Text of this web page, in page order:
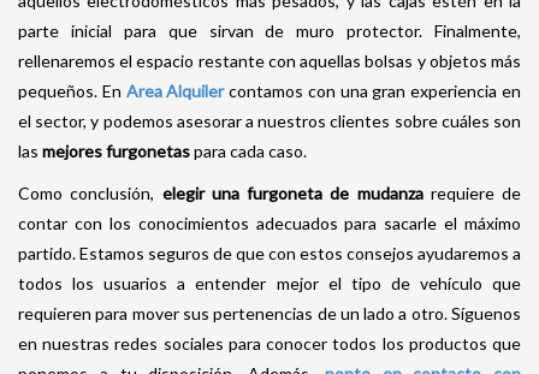
parte inicial para que sirvan de muro protector. Finalmente,
rellenaremos el espacio restante con aquellas bolsas y objetos más
pequeños. En Area Alquilercontamos con una gran experiencia en
el sector, y podemos asesorar a nuestros clientes sobre cuáles son
las mejores furgonetaspara cada caso.
Como conclusión, elegir una furgoneta de mudanzarequiere de
contar con los conocimientos adecuados para sacarle el máximo
partido. Estamos seguros de que con estos consejos ayudaremos a
todos los usuarios a entender mejor el tipo de vehículo que
requieren para mover sus pertenencias de un lado a otro. Síguenos
en nuestras redes sociales para conocer todos los productos que